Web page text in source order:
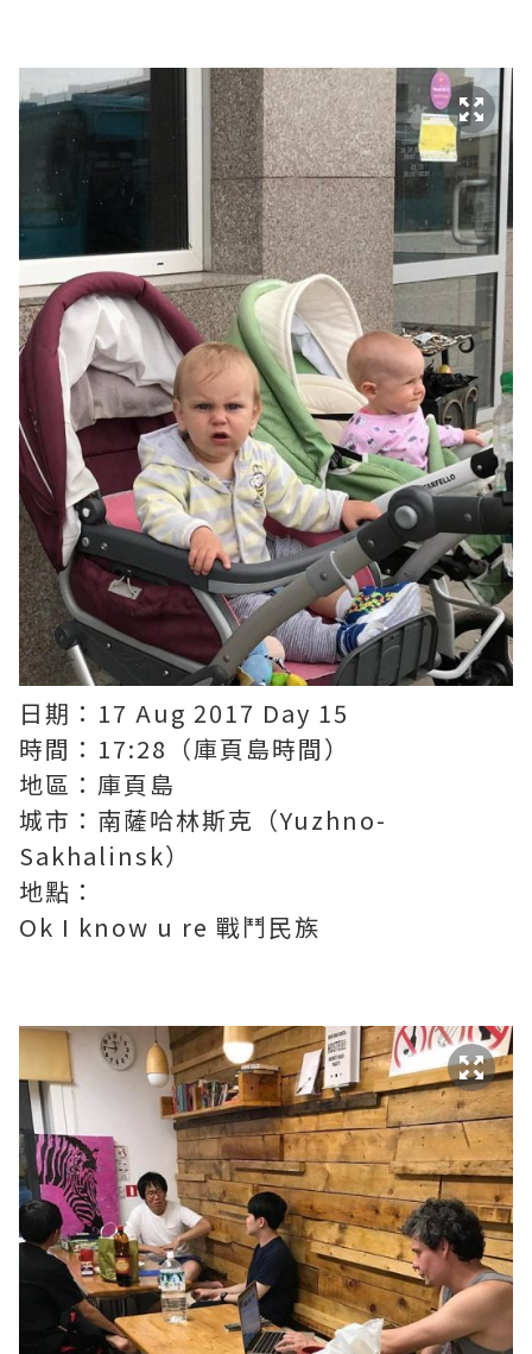
日期：17 Aug 2017 Day 15
時間：17:28（庫頁島時間）
地區：庫頁島
城市：南薩哈林斯克（Yuzhno-
Sakhalinsk）
地點：
Ok I know u re 戰鬥民族